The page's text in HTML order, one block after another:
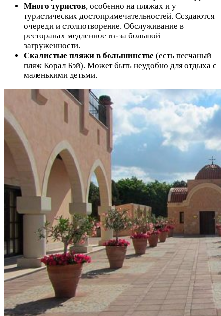
Много туристов, особенно на пляжах и у
туристических достопримечательностей. Создаются
очереди и столпотворение. Обслуживание в
ресторанах медленное из-за большой
загруженности.
Скалистые пляжи в большинстве (есть песчаный
пляж Корал Бэй). Может быть неудобно для отдыха с
маленькими детьми.